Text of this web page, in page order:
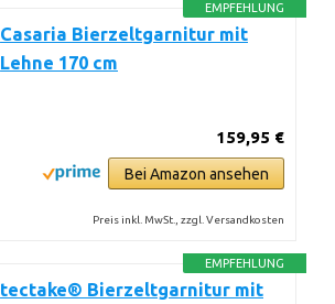
EMPFEHLUNG
Casaria Bierzeltgarnitur mit
Lehne 170 cm
159,95 €
Bei Amazon ansehen
Preis inkl. MwSt., zzgl. Versandkosten
EMPFEHLUNG
tectake® Bierzeltgarnitur mit